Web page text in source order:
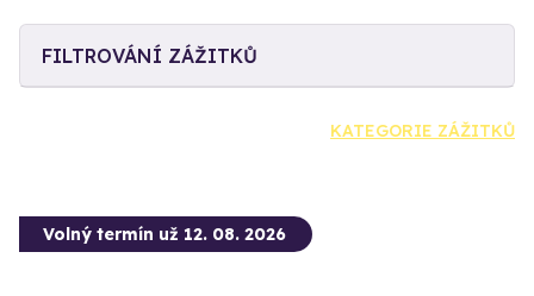
FILTROVÁNÍ ZÁŽITKŮ
KATEGORIE ZÁŽITKŮ
Volný termín už 12. 08. 2026